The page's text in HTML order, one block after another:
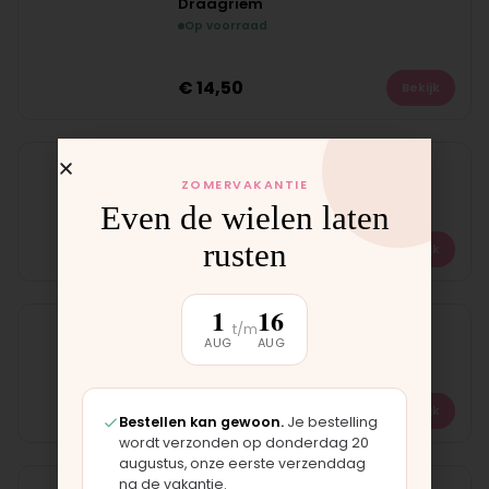
Draagriem
Op voorraad
€14,50
Op voorraad
19,95
Gordelset donker grijs
Op voorraad
€
ZOMERVAKANTIE
Even de wielen laten
rusten
1
AUG
t/m16
AUG
Bestellen kan gewoon. Je bestelling
wordt verzonden op donderdag 20
augustus, onze eerste verzenddag
na de vakantie.